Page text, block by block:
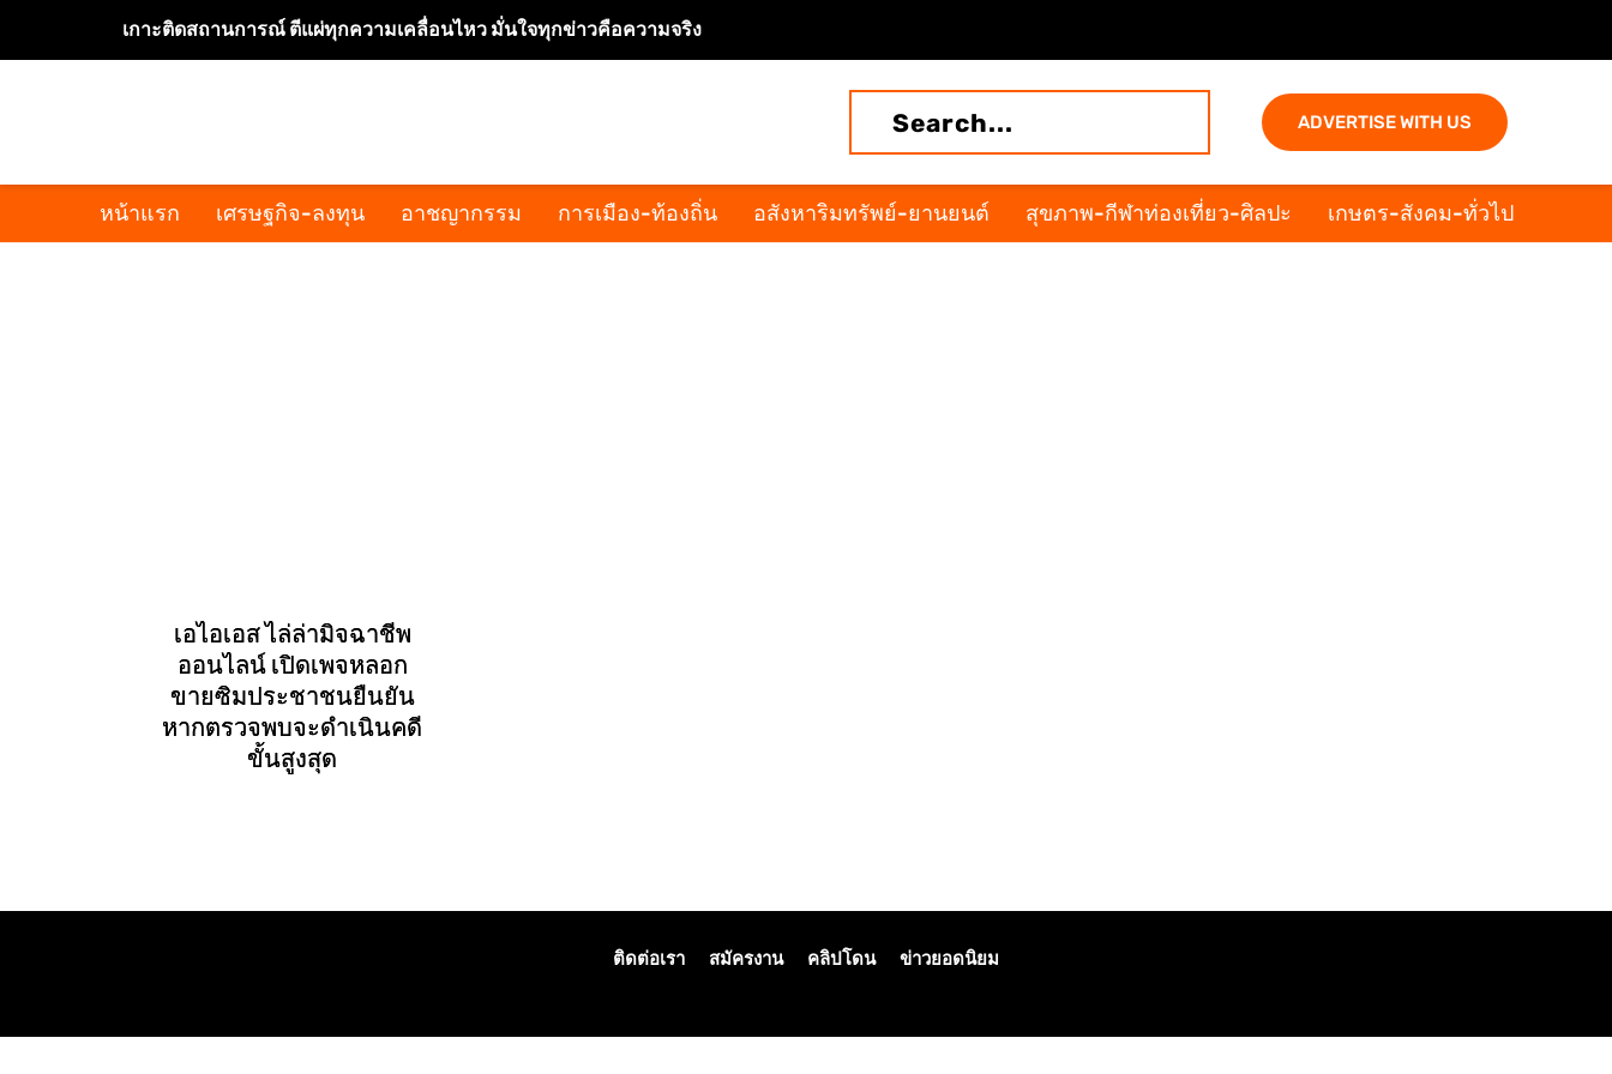
เกาะติดสถานการณ์ ตีแผ่ทุกความเคลื่อนไหว มั่นใจทุกข่าวคือความจริง
ADVERTISE WITH US
หน้าแรก เศรษฐกิจ-ลงทุน อาชญากรรม การเมือง-ท้องถิ่น อสังหาริมทรัพย์-ยานยนต์ สุขภาพ-กีฬาท่องเที่ยว-ศิลปะ เกษตร-สังคม-ทั่วไป
เอไอเอส ไล่ล่ามิจฉาชีพ
ออนไลน์ เปิดเพจหลอก
ขายซิมประชาชนยืนยัน
หากตรวจพบจะดำเนินคดี
ขั้นสูงสุด
ติดต่อเรา สมัครงาน คลิปโดน ข่าวยอดนิยม